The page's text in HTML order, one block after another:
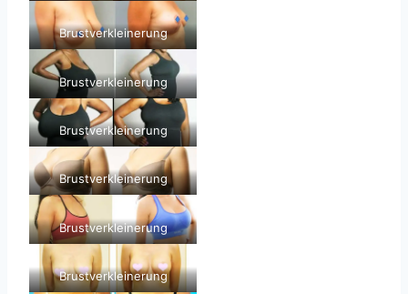
Brustverkleinerung
Brustverkleinerung
Brustverkleinerung
Brustverkleinerung
Brustverkleinerung
Brustverkleinerung